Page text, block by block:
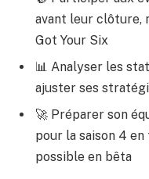
avant leur clôture,
Got Your Six
📊 Analyser les
ajuster ses
🚀 Préparer son
pour la saison 4
possible en bêta